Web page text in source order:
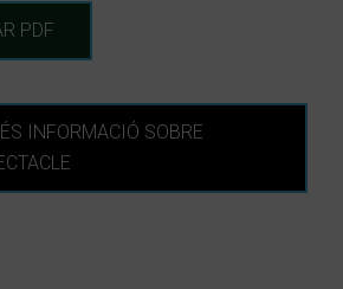
PDF
INFORMACIÓ SOBRE